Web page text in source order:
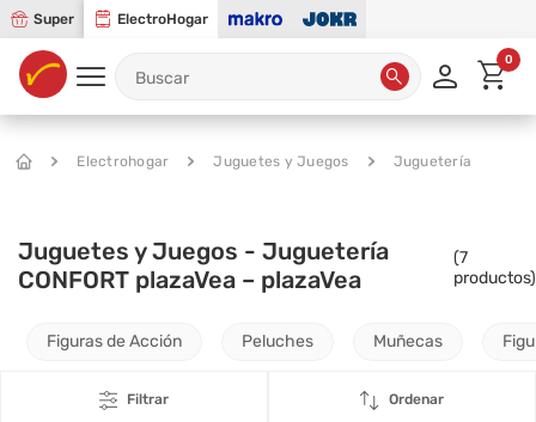
Super ElectroHogar
0
Electrohogar Juguetes y Juegos Juguetería
Juguetes y Juegos - Juguetería
CONFORT plazaVea – plazaVea
(7
productos)
Figuras de Acción Peluches Muñecas
Filtrar Ordenar